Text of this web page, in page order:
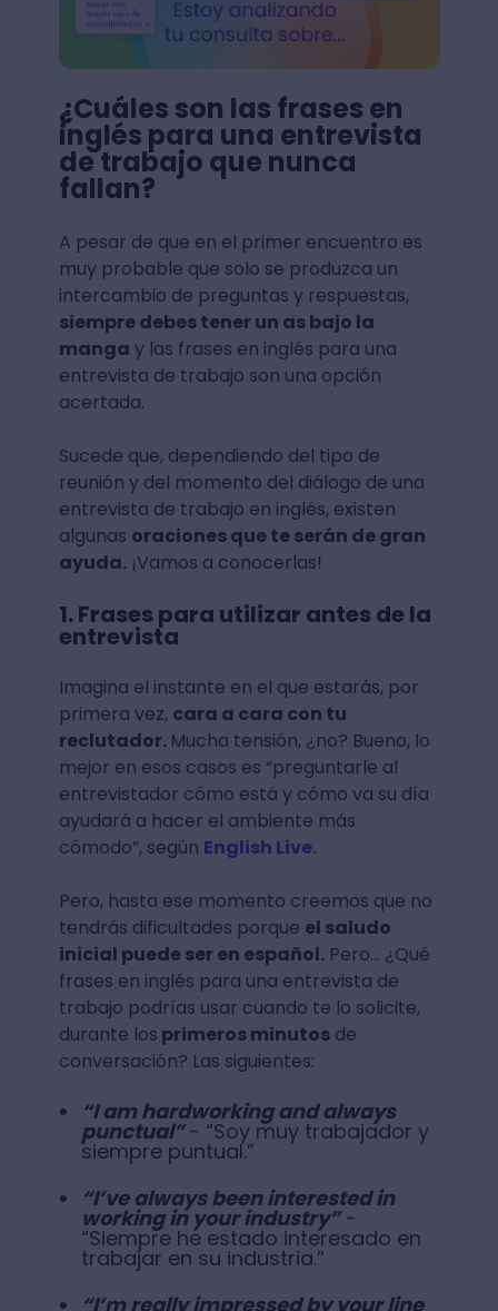
¿Cuáles son las frases en
inglés para una entrevista
de trabajo que nunca
fallan?
A pesar de que en el primer encuentro es
muy probable que solo se produzca un
intercambio de preguntas y respuestas,
siempre debes tener un as bajo la
manga y las frases en inglés para una
entrevista de trabajo son una opción
acertada.
Sucede que, dependiendo del tipo de
reunión y del momento del diálogo de una
entrevista de trabajo en inglés, existen
algunas oraciones que te serán de gran
ayuda.¡Vamos a conocerlas!
1. Frases para utilizar antes de la
entrevista
Imagina el instante en el que estarás, por
primera vez, cara a cara con tu
reclutador. Mucha tensión, ¿no? Bueno, lo
mejor en esos casos es “preguntarle al
entrevistador cómo está y cómo va su día
ayudará a hacer el ambiente más
cómodo”, según English Live.
Pero, hasta ese momento creemos que no
tendrás dificultades porque el saludo
inicial puede ser en español.Pero… ¿Qué
frases en inglés para una entrevista de
trabajo podrías usar cuando te lo solicite,
durante los primeros minutosde
conversación? Las siguientes:
“I am hardworking and always
punctual”- “Soy muy trabajador y
siempre puntual.”
“I’ve always been interested in
working in your industry”-
“Siempre he estado interesado en
trabajar en su industria.”
“I’m really impressed by your line